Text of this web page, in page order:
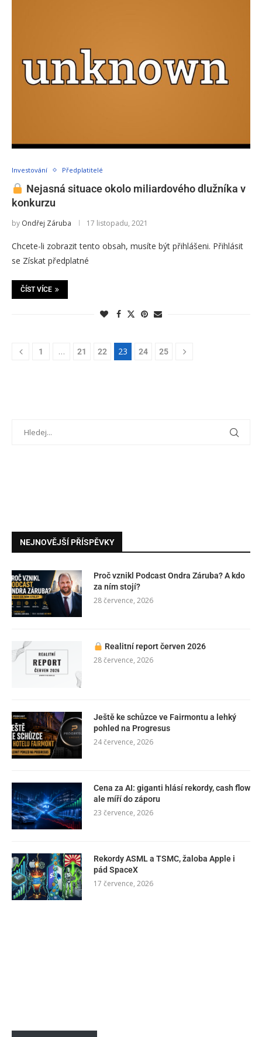
Investování Předplatitelé
Nejasná situace okolo miliardového dlužníka v
konkurzu
by Ondřej Záruba 17 listopadu, 2021
Chcete-li zobrazit tento obsah, musíte být přihlášeni. Přihlásit
se Získat předplatné
ČÍST VÍCE
1 … 21 22 23 24 25
NEJNOVĚJŠÍ PŘÍSPĚVKY
Proč vznikl Podcast Ondra Záruba? A kdo
za ním stojí?
28 července, 2026
Realitní report červen 2026
28 července, 2026
Ještě ke schůzce ve Fairmontu a lehký
pohled na Progresus
24 července, 2026
Cena za AI: giganti hlásí rekordy, cash flow
ale míří do záporu
23 července, 2026
Rekordy ASML a TSMC, žaloba Apple i
pád SpaceX
17 července, 2026